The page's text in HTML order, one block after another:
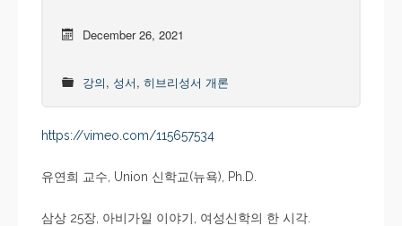
December 26, 2021
강의, 성서,히브리성서 개론
https://vimeo.com/115657534
유연희 교수, Union 신학교(뉴욕), Ph.D.
삼상 25장, 아비가일 이야기, 여성신학의 한 시각.